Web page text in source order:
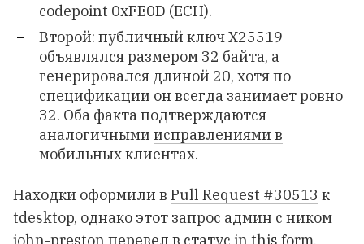
codepoint 0xFE0D (ECH).
Второй: публичный ключ X25519
объявлялся размером 32 байта, а
генерировался длиной 20, хотя по
спецификации он всегда занимает ровно
32. Оба факта подтверждаются
аналогичными исправлениями в
мобильных клиентах.
Находки оформили в Pull Request #30513 к
tdesktop, однако этот запрос админ с ником